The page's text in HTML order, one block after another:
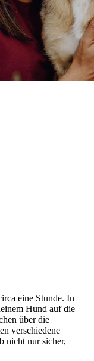
eine Stunde. In
Hund auf die
über die
verschiedene
nicht nur sicher,